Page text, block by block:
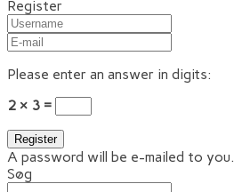
Register
Please enter an answer in digits:
2 × 3 =
A password will be e-mailed to you.
Søg